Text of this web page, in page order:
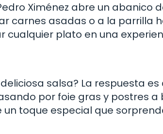
Ximénez abre un abanico
carnes asadas o a la parrilla
plato en una
salsa? La respuesta es
por foie gras y postres a
toque especial que